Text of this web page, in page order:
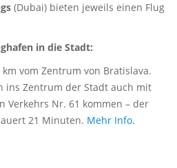
(Dubai) bieten jeweils einen Flug
in die Stadt:
vom Zentrum von Bratislava.
ins Zentrum der Stadt auch mit
Verkehrs Nr. 61 kommen – der
21 Minuten. Mehr Info.